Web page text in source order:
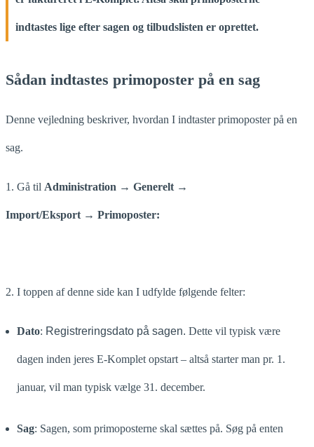
indtastes lige efter sagen og tilbudslisten er oprettet.
Sådan indtastes primoposter på en sag
Denne vejledning beskriver, hvordan I indtaster primoposter på en
sag.
1. Gå til Administration → Generelt →
Import/Eksport → Primoposter:
2. I toppen af denne side kan I udfylde følgende felter:
Dato: Registreringsdato på sagen. Dette vil typisk være
dagen inden jeres E-Komplet opstart – altså starter man pr. 1.
januar, vil man typisk vælge 31. december.
Sag: Sagen, som primoposterne skal sættes på. Søg på enten